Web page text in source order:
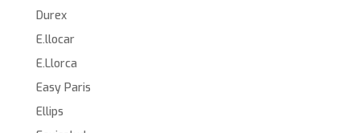
Durex
E.llocar
E.Llorca
Easy Paris
Ellips